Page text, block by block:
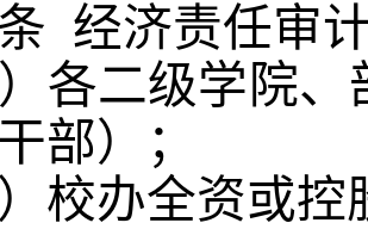
经济责任审
）各二级学院
部）；
）校办全资或